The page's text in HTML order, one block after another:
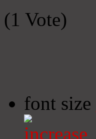
(1 Vote)
font size